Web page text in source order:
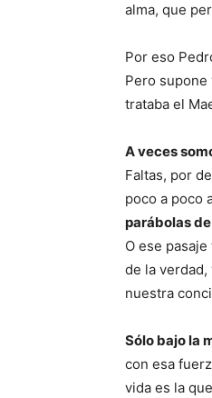
alma, que
Por eso
Pero supone
trataba el
A veces
Faltas, por
poco a poco
parábolas
O ese
de la
nuestra
Sólo bajo la
con esa
vida es la